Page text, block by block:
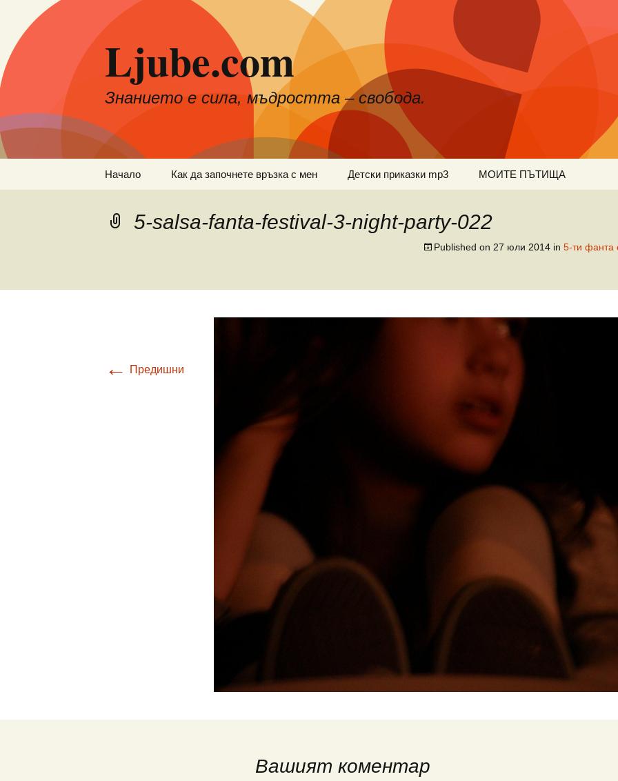
съдържанието
Ljube.com
Знанието е сила, мъдростта – свобода.
Начало Как да започнете връзка с мен Детски приказки mp3 МОИТЕ ПЪТИЩА
5-salsa-fanta-festival-3-night-party-022
Published on 27 юли 2014 in 5-ти фанта
← Предишни
Вашият коментар